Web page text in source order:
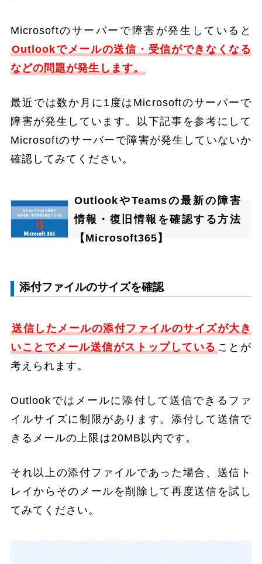
Microsoftのサーバーで障害が発生していると
Outlookでメールの送信・受信ができなくなる
などの問題が発生します。
最近では数か月に1度はMicrosoftのサーバーで
障害が発生しています。以下記事を参考にして
Microsoftのサーバーで障害が発生していないか
確認してみてください。
OutlookやTeamsの最新の障害
情報・復旧情報を確認する方法
【Microsoft365】
添付ファイルのサイズを確認
送信したメールの添付ファイルのサイズが大き
いことでメール送信がストップしている ことが
考えられます。
Outlookではメールに添付して送信できるファ
イルサイズに制限があります。添付して送信で
きるメールの上限は20MB以内です。
それ以上の添付ファイルであった場合、送信ト
レイからそのメールを削除して再度送信を試し
てみてください。